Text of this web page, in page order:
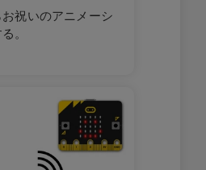
祝いのアニメーシ
。